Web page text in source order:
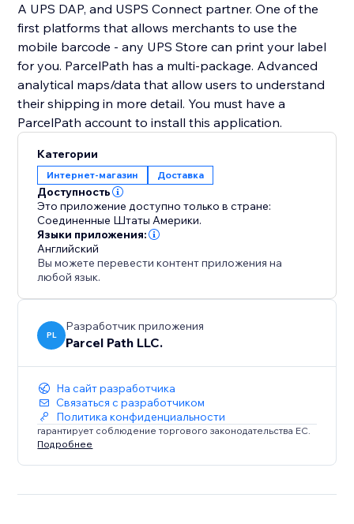
A UPS DAP, and USPS Connect partner. One of the
first platforms that allows merchants to use the
mobile barcode - any UPS Store can print your label
for you. ParcelPath has a multi-package. Advanced
analytical maps/data that allow users to understand
their shipping in more detail. You must have a
ParcelPath account to install this application.
Категории
Интернет-магазин Доставка
Доступность
Это приложение доступно только в стране:
Соединенные Штаты Америки.
Языки приложения:
Английский
Вы можете перевести контент приложения на
любой язык.
PL
Разработчик приложения
Parcel Path LLC.
На сайт разработчика
Связаться с разработчиком
Политика конфиденциальности
гарантирует соблюдение торгового законодательства ЕС.
Подробнее